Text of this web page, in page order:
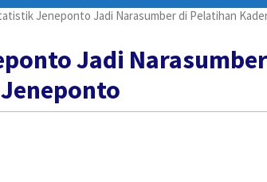
Jeneponto Jadi Narasumber di Pelatihan
Jadi
Jeneponto